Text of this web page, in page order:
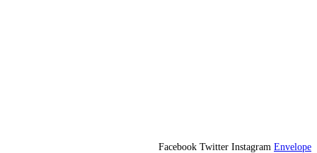
Facebook Twitter Instagram Envelope